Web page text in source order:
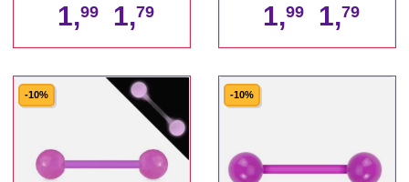
1,99 1,79 1,99 1,79
-10% -10%